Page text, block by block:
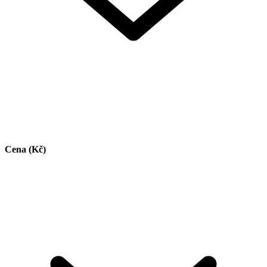
Cena (Kč)